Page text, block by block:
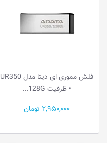
فلش مموری ای دیتا مدل UR350
• ظرفیت 128G...
2,950,000 تومان